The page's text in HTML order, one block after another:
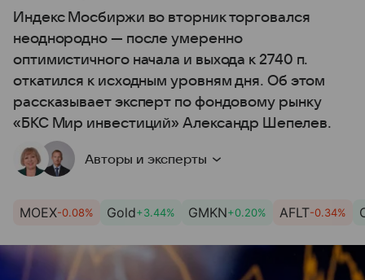
Индекс Мосбиржи во вторник торговался
неоднородно — после умеренно
оптимистичного начала и выхода к 2740 п.
откатился к исходным уровням дня. Об этом
рассказывает эксперт по фондовому рынку
«БКС Мир инвестиций» Александр Шепелев.
Авторы и эксперты
MOEX-0.08% Gold+3.44% GMKN+0.20% AFLT-0.34%